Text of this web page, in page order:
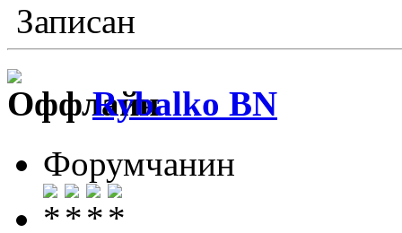
Записан
Rybalko BN
Форумчанин